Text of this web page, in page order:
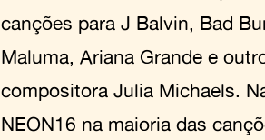
canções para J Balvin, Bad
Maluma, Ariana Grande e
compositora Julia Michaels.
NEON16 na maioria das